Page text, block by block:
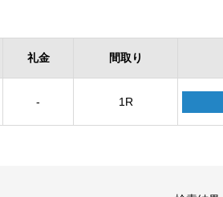
礼金 間取り
- 1R